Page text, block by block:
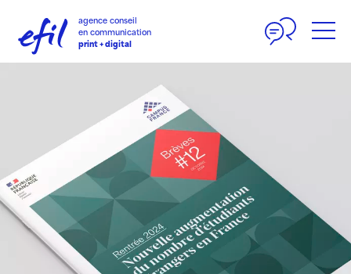
agence conseil
en communication
print + digital